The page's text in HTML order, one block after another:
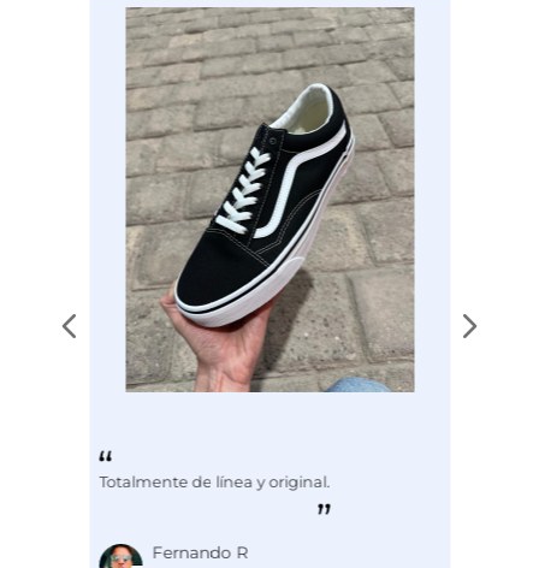
BLANCO
COMBATE
Totalmente de línea y original.
Fernando R